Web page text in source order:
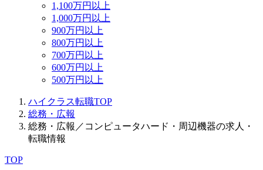
1,100万円以上
1,000万円以上
900万円以上
800万円以上
700万円以上
600万円以上
500万円以上
ハイクラス転職TOP
総務・広報
総務・広報／コンピュータハード・周辺機器の求人・
転職情報
TOP